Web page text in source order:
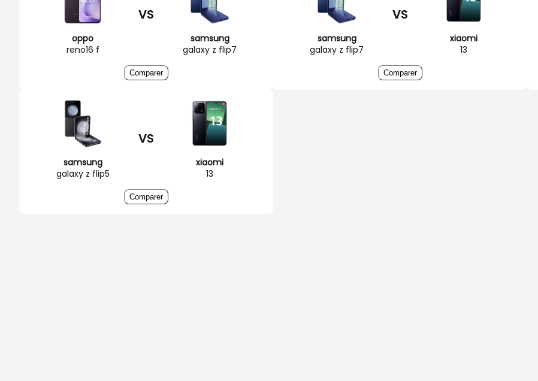
oppo
reno16 f
VS
samsung
galaxy z flip7
Comparer
samsung
galaxy z flip7
VS
xiaomi
13
Comparer
samsung
galaxy z flip5
VS
xiaomi
13
Comparer